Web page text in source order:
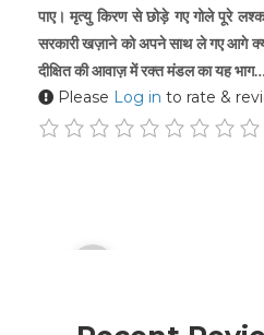
पाए। मृत्यु किरण से छोड़े गए गोले पूरे
सरकारी खज़ाने को अपने साथ ले गए आगे
दीक्षित की आवाज़ में रक्त मंडल का यह भाग…
Please Log in to rate &
Player